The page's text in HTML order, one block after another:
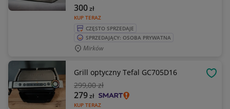
KUP TERAZ
300zł
CZĘSTO SPRZEDAJE
SPRZEDAJĄCY: OSOBA PRYWATNA
Mirków
Grill optyczny Tefal GC705D16
299,00 zł
KUP TERAZ
279zł